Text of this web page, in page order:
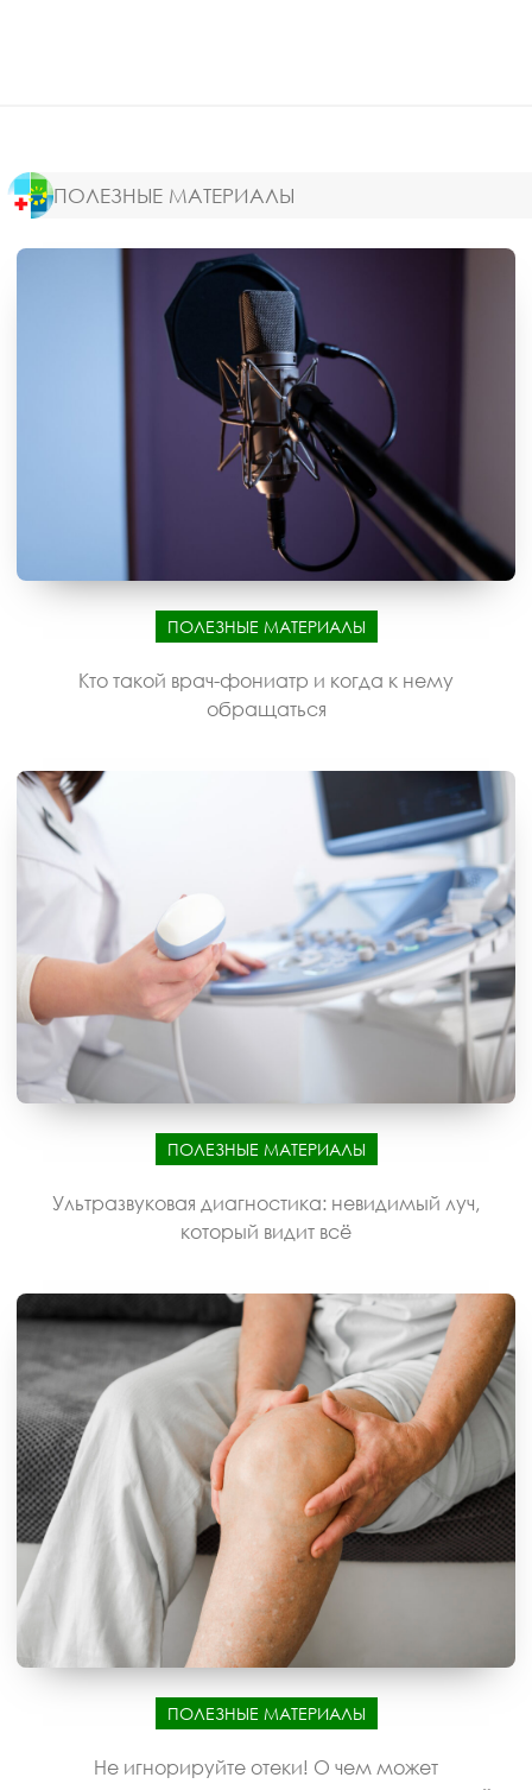
ПОЛЕЗНЫЕ МАТЕРИАЛЫ
ПОЛЕЗНЫЕ МАТЕРИАЛЫ
Кто такой врач-фониатр и когда к нему
обращаться
ПОЛЕЗНЫЕ МАТЕРИАЛЫ
Ультразвуковая диагностика: невидимый луч,
который видит всё
ПОЛЕЗНЫЕ МАТЕРИАЛЫ
Не игнорируйте отеки! О чем может